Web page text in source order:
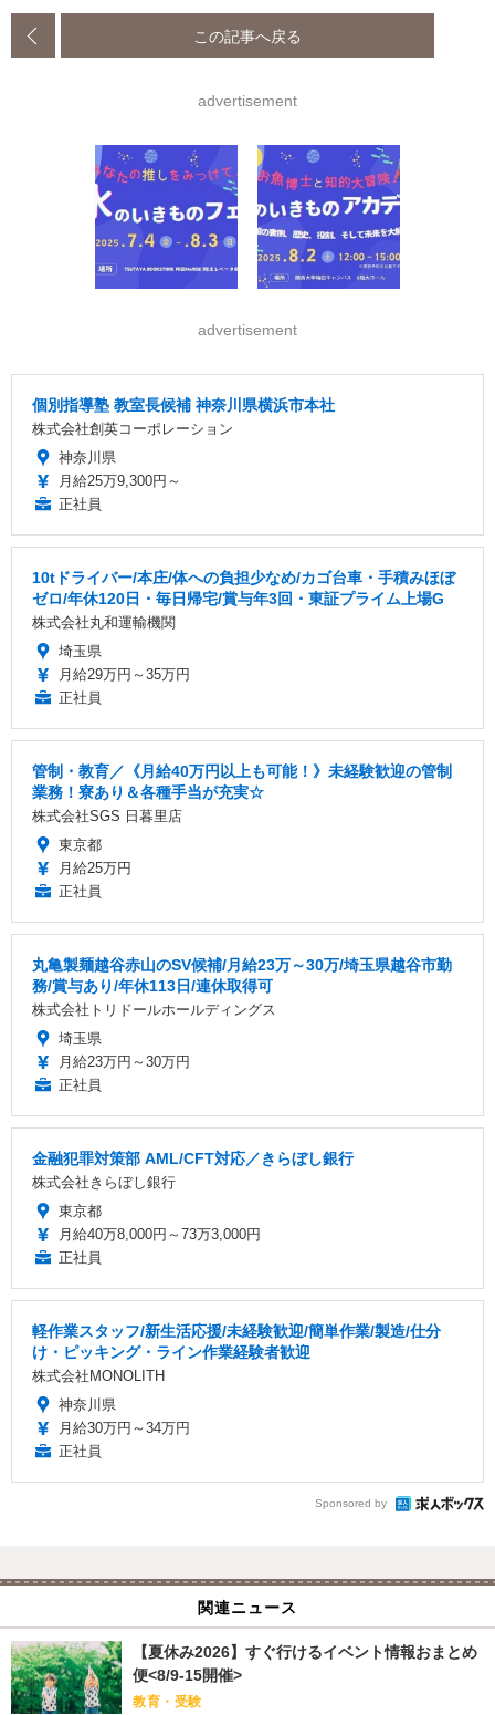
この記事へ戻る
advertisement
advertisement
個別指導塾 教室長候補 神奈川県横浜市本社
株式会社創英コーポレーション
神奈川県
月給25万9,300円～
正社員
10tドライバー/本庄/体への負担少なめ/カゴ台車・手積みほぼ
ゼロ/年休120日・毎日帰宅/賞与年3回・東証プライム上場G
株式会社丸和運輸機関
埼玉県
月給29万円～35万円
正社員
管制・教育／《月給40万円以上も可能！》未経験歓迎の管制
業務！寮あり＆各種手当が充実☆
株式会社SGS 日暮里店
東京都
月給25万円
正社員
丸亀製麺越谷赤山のSV候補/月給23万～30万/埼玉県越谷市勤
務/賞与あり/年休113日/連休取得可
株式会社トリドールホールディングス
埼玉県
月給23万円～30万円
正社員
金融犯罪対策部 AML/CFT対応／きらぼし銀行
株式会社きらぼし銀行
東京都
月給40万8,000円～73万3,000円
正社員
軽作業スタッフ/新生活応援/未経験歓迎/簡単作業/製造/仕分
け・ピッキング・ライン作業経験者歓迎
株式会社MONOLITH
神奈川県
月給30万円～34万円
正社員
Sponsored by
関連ニュース
【夏休み2026】すぐ行けるイベント情報おまとめ
便<8/9-15開催>
教育・受験